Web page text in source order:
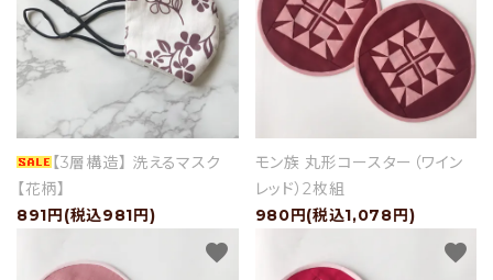
価格から探す
私たちについて
店舗情報
パートナーブランド
【3層構造】 洗えるマスク
【花柄】
891円(税込981円)
モン族 丸形コースター（ワイン
レッド）2枚組
980円(税込1,078円)
favorite favorite